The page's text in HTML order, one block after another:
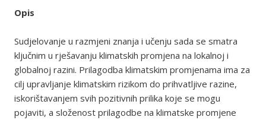
Opis
Sudjelovanje u razmjeni znanja i učenju sada se smatra
ključnim u rješavanju klimatskih promjena na lokalnoj i
globalnoj razini. Prilagodba klimatskim promjenama ima za
cilj upravljanje klimatskim rizikom do prihvatljive razine,
iskorištavanjem svih pozitivnih prilika koje se mogu
pojaviti, a složenost prilagodbe na klimatske promjene